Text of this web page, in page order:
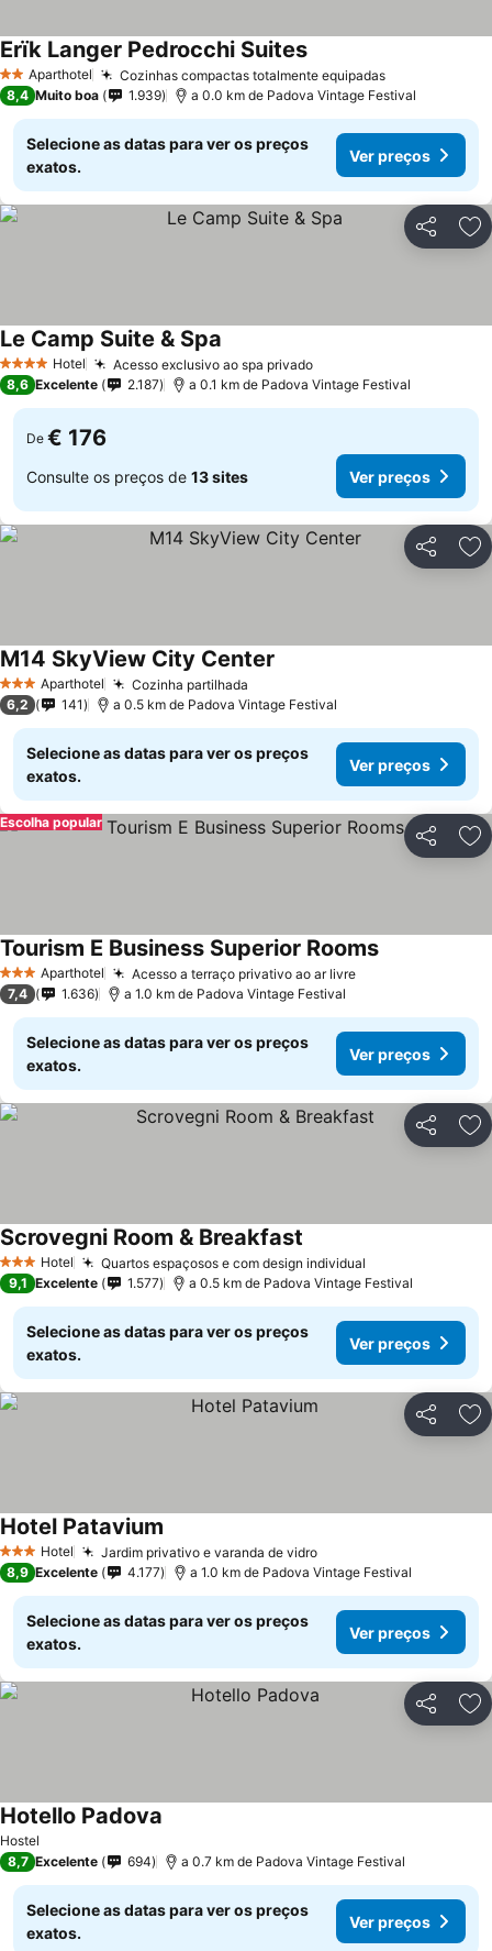
2 EstrelasAparthotel Cozinhas compactas totalmente equipadas
Erïk Langer Pedrocchi Suites
8,4 Muito boa 1.939 a 0.0 km de Padova Vintage Festival
Selecione as datas para ver os preços
exatos.
Ver preços
Partilhar
4 EstrelasHotel Acesso exclusivo ao spa privado
Le Camp Suite & Spa
8,6 Excelente 2.187 a 0.1 km de Padova Vintage Festival
De € 176
Consulte os preços de 13 sites Ver preços
Partilhar
3 EstrelasAparthotel Cozinha partilhada
M14 SkyView City Center
6,2 141 a 0.5 km de Padova Vintage Festival
Selecione as datas para ver os preços
exatos.
Ver preços
Partilhar
Escolha popular
3 EstrelasAparthotel Acesso a terraço privativo ao ar livre
Tourism E Business Superior Rooms
7,4 1.636 a 1.0 km de Padova Vintage Festival
Selecione as datas para ver os preços
exatos.
Ver preços
Partilhar
3 EstrelasHotel Quartos espaçosos e com design individual
Scrovegni Room & Breakfast
9,1 Excelente 1.577 a 0.5 km de Padova Vintage Festival
Selecione as datas para ver os preços
exatos.
Ver preços
Partilhar
3 EstrelasHotel Jardim privativo e varanda de vidro
Hotel Patavium
8,9 Excelente 4.177 a 1.0 km de Padova Vintage Festival
Selecione as datas para ver os preços
exatos.
Ver preços
Partilhar
Hostel
Hotello Padova
8,7 Excelente 694 a 0.7 km de Padova Vintage Festival
Selecione as datas para ver os preços
exatos.
Ver preços